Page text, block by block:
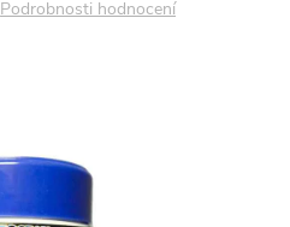
Podrobnosti hodnocení